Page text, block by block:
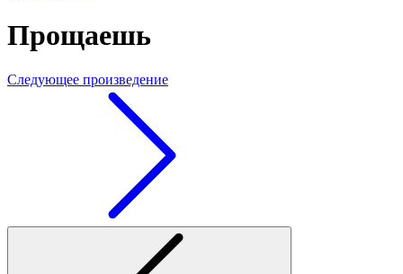
Прощаешь
Следующее произведение